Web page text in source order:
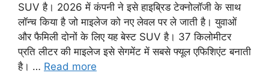
SUV है। 2026 में कंपनी ने इसे हाइब्रिड टेक्नोलॉजी के साथ
लॉन्च किया है जो माइलेज को नए लेवल पर ले जाती है। युवाओं
और फैमिली दोनों के लिए यह बेस्ट SUV है। 37 किलोमीटर
प्रति लीटर की माइलेज इसे सेगमेंट में सबसे फ्यूल एफिशिएंट बनाती
है। … Read more